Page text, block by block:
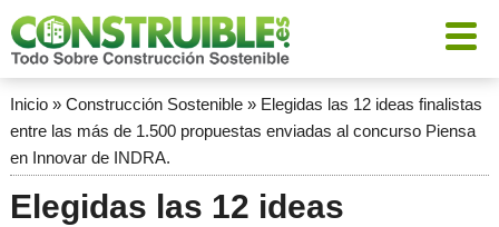
Inicio» Construcción Sostenible» Elegidas las 12 ideas finalistas
entre las más de 1.500 propuestas enviadas al concurso Piensa
en Innovar de INDRA.
Elegidas las 12 ideas